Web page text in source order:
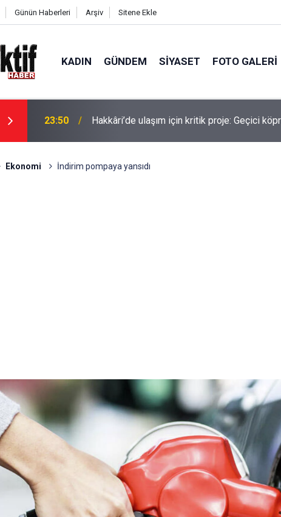
Günün Haberleri Arşiv Sitene Ekle
KADIN GÜNDEM SIYASET FOTO GALERI
23:37 Hakkâri’de kaldırımlar işgal altında: Kira
Ekonomi İndirim pompaya yansıdı